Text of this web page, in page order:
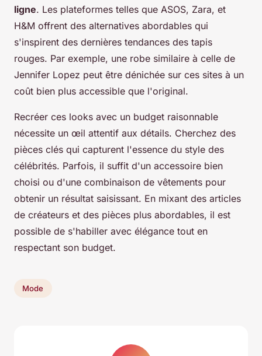
ligne. Les plateformes telles que ASOS, Zara, et
H&M offrent des alternatives abordables qui
s'inspirent des dernières tendances des tapis
rouges. Par exemple, une robe similaire à celle de
Jennifer Lopez peut être dénichée sur ces sites à un
coût bien plus accessible que l'original.
Recréer ces looks avec un budget raisonnable
nécessite un œil attentif aux détails. Cherchez des
pièces clés qui capturent l'essence du style des
célébrités. Parfois, il suffit d'un accessoire bien
choisi ou d'une combinaison de vêtements pour
obtenir un résultat saisissant. En mixant des articles
de créateurs et des pièces plus abordables, il est
possible de s'habiller avec élégance tout en
respectant son budget.
Mode